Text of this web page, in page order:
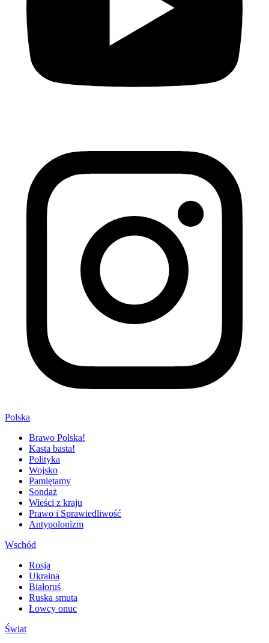
Polska
Brawo Polska!
Kasta basta!
Polityka
Wojsko
Pamiętamy
Sondaż
Wieści z kraju
Prawo i Sprawiedliwość
Antypolonizm
Wschód
Rosja
Ukraina
Białoruś
Ruska smuta
Łowcy onuc
Świat